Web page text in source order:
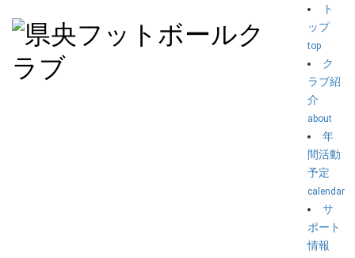
ト
ップ
top
ク
ラブ紹
介
about
年
間活動
予定
calendar
サ
ポート
情報